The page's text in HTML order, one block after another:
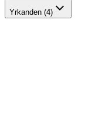
Yrkanden (4)